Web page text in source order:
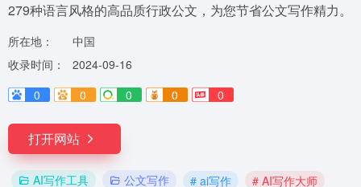
279种语言风格的高品质行政公文，为您节省公文写作精力。
所在地：
中国
收录时间：
2024-09-16
0
0 0 0 0
打开网站
AI写作工具 公文写作 # ai写作
# AI写作大师